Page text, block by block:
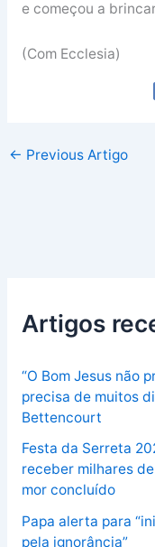
e começou a
(Com Ecclesia)
← Previous Artigo
Artigos
“O Bom Jesus não
precisa de muitos
Bettencourt
Festa da Serreta
receber milhares
mor concluído
Papa alerta para
pela ignorância”